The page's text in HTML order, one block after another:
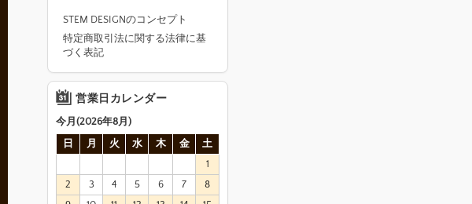
STEM DESIGNのコンセプト
特定商取引法に関する法律に基
づく表記
営業日カレンダー
今月(2026年8月)
日
月 火 水 木 金
土
1
2
3 4 5 6 7
8